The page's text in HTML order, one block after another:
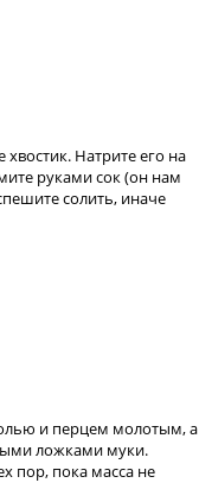
хвостик. Натрите его на
руками сок (он нам
солить, иначе
и перцем молотым, а
ложками муки.
пор, пока масса не